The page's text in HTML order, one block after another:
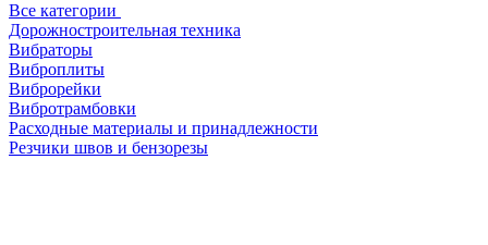
Все категории
Дорожностроительная техника
Вибраторы
Виброплиты
Виброрейки
Вибротрамбовки
Расходные материалы и принадлежности
Резчики швов и бензорезы